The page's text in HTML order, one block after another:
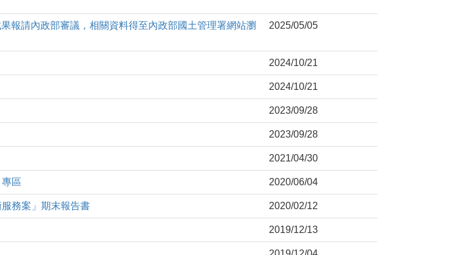
報請內政部審議，相關資料得至內政部國土管理署網站瀏
2025/05/05
2024/10/21
2024/10/21
2023/09/28
2023/09/28
2021/04/30
區 2020/06/04
務案」期末報告書 2020/02/12
2019/12/13